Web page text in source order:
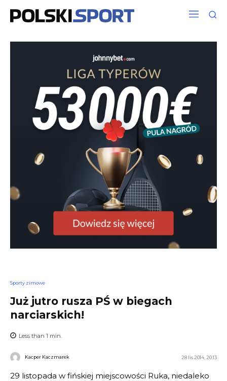
Sporty zimowe
Już jutro rusza PŚ w biegach
narciarskich!
Less than 1 min.
Kacper Kaczmarek 28 lis 2014, 20:13
29 listopada w fińskiej miejscowości Ruka, niedaleko